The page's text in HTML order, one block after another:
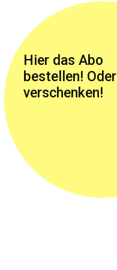
Hier das Abo
bestellen! Oder
verschenken!